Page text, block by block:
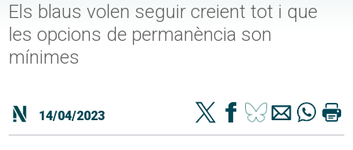
Els blaus volen seguir creient tot i que
les opcions de permanència son
mínimes
14/04/2023